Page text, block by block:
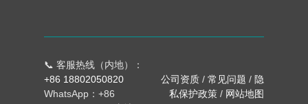
📞 客服热线（内地）：
+86 18802050820
WhatsApp：+86
公司资质 / 常见问题 / 隐
私保护政策 / 网站地图